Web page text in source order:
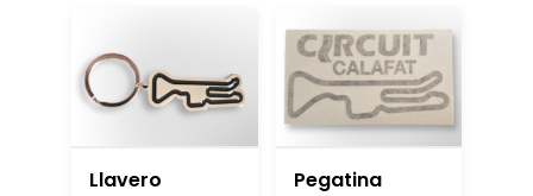
Llavero Pegatina